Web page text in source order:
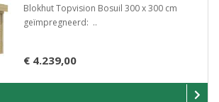
Blokhut Topvision Bosuil 300 x 300 cm
geïmpregneerd: ..
€ 4.239,00